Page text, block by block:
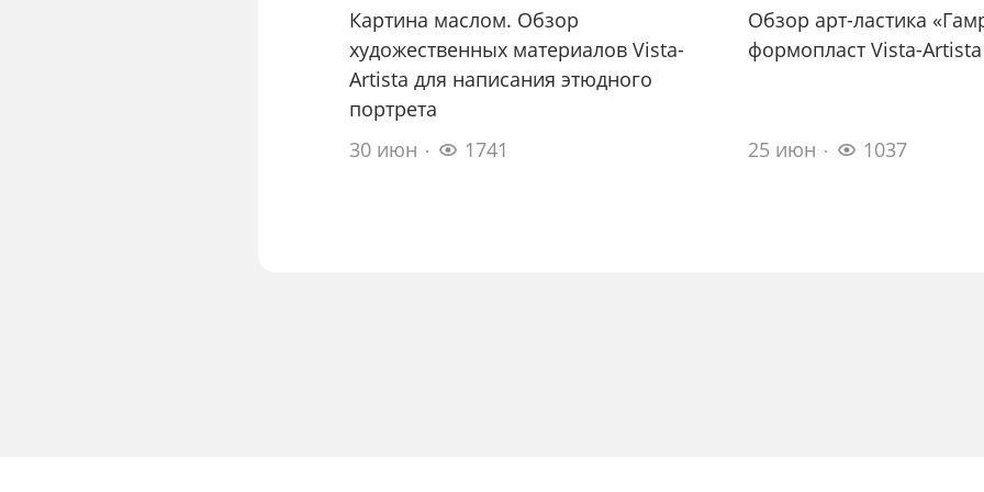
Картина маслом. Обзор
художественных материалов Vista-
Artista для написания этюдного
портрета
30 июн
1741
Обзор арт-ластика
формопласт Vista-Artista
25 июн 1037